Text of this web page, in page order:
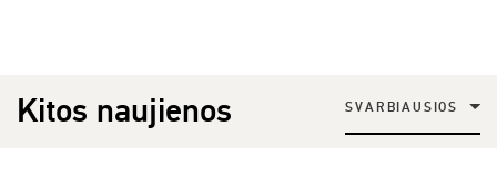
Kitos naujienos SVARBIAUSIOS